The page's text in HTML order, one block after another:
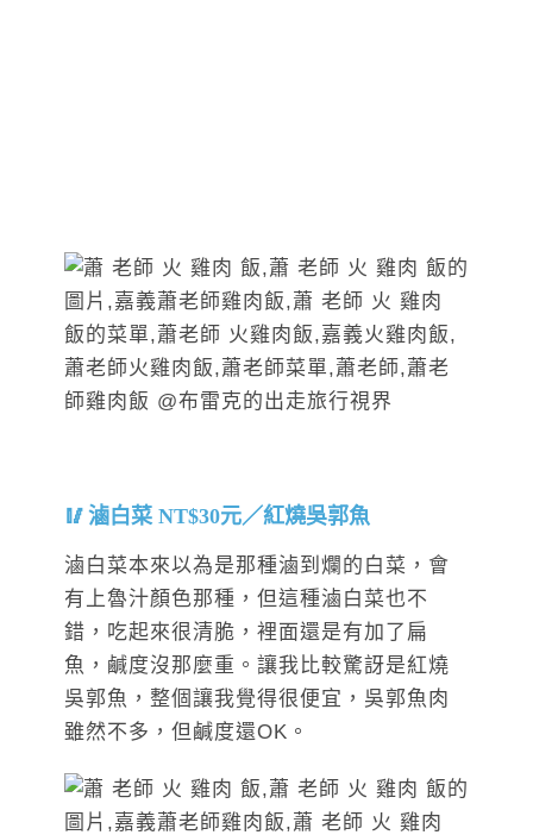
滷白菜 NT$30元／紅燒吳郭魚
滷白菜本來以為是那種滷到爛的白菜，會
有上魯汁顏色那種，但這種滷白菜也不
錯，吃起來很清脆，裡面還是有加了扁
魚，鹹度沒那麼重。讓我比較驚訝是紅燒
吳郭魚，整個讓我覺得很便宜，吳郭魚肉
雖然不多，但鹹度還OK。